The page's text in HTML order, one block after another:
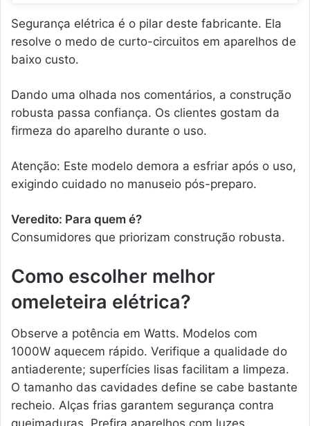
Segurança elétrica é o pilar deste fabricante. Ela
resolve o medo de curto-circuitos em aparelhos de
baixo custo.
Dando uma olhada nos comentários, a construção
robusta passa confiança. Os clientes gostam da
firmeza do aparelho durante o uso.
Atenção: Este modelo demora a esfriar após o uso,
exigindo cuidado no manuseio pós-preparo.
Veredito: Para quem é?
Consumidores que priorizam construção robusta.
Como escolher melhor
omeleteira elétrica?
Observe a potência em Watts. Modelos com
1000W aquecem rápido. Verifique a qualidade do
antiaderente; superfícies lisas facilitam a limpeza.
O tamanho das cavidades define se cabe bastante
recheio. Alças frias garantem segurança contra
queimaduras. Prefira aparelhos com luzes